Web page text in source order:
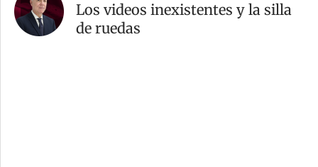
Los videos inexistentes y la silla
de ruedas